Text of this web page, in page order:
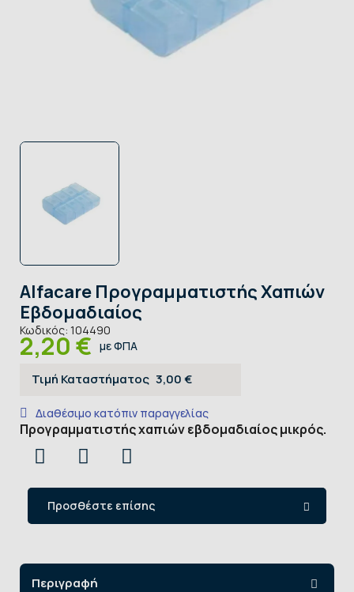
Alfacare Προγραμματιστής Χαπιών
Εβδομαδιαίος
Κωδικός: 104490
2,20 € με ΦΠΑ
Τιμή Καταστήματος 3,00 €
Διαθέσιμο κατόπιν παραγγελίας
Προγραμματιστής χαπιών εβδομαδιαίος μικρός.
Προσθέστε επίσης
Περιγραφή